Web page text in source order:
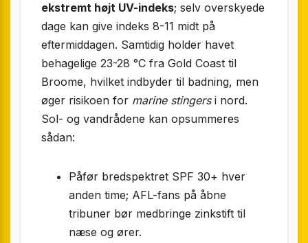
ekstremt højt UV-indeks; selv overskyede
dage kan give indeks 8-11 midt på
eftermiddagen. Samtidig holder havet
behagelige 23-28 °C fra Gold Coast til
Broome, hvilket indbyder til badning, men
øger risikoen for marine stingersi nord.
Sol- og vandrådene kan opsummeres
sådan:
Påfør bredspektret SPF 30+ hver
anden time; AFL-fans på åbne
tribuner bør medbringe zinkstift til
næse og ører.